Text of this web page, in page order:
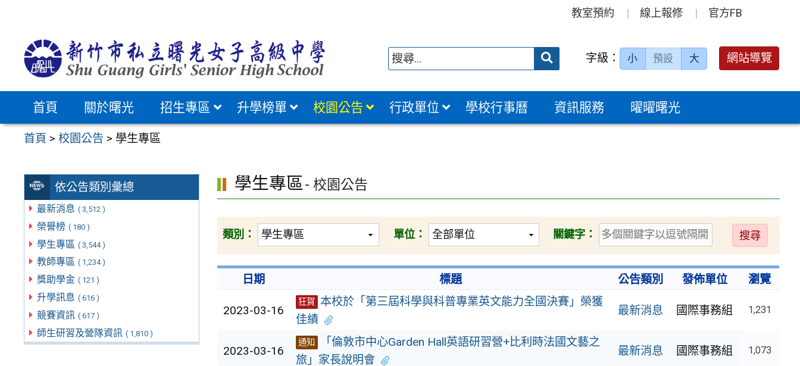
教室預約 線上報修 官方FB
送出 字級： 小 預設 大 網站導覽
首頁 關於曙光 招生專區 升學榜單 校園公告 行政單位 學校行事曆 資訊服務 曜曜曙光
首頁 >校園公告 > 學生專區
依公告類別彙總
最新消息 ( 3,512 )
榮譽榜 ( 180 )
學生專區 ( 3,544 )
教師專區 ( 1,234 )
獎助學金 ( 121 )
升學訊息 ( 616 )
競賽資訊 ( 617 )
師生研習及營隊資訊 ( 1,810 )
學生專區- 校園公告
類別： 單位： 關鍵字：
送
出
日期 標題 公告類別 發佈單位 瀏覽
2023-03-16
狂賀
本校於「第三屆科學與科普專業英文能力全國決賽」榮獲
佳績
最新消息 國際事務組 1,231
2023-03-16
通知
「倫敦市中心Garden Hall英語研習營+比利時法國文藝之
旅」家長說明會
最新消息 國際事務組 1,073